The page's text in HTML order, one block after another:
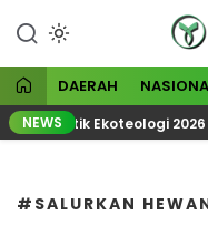
konten
DAERAH
NEWS
Tematik Ekoteologi 2026
#SALURKAN